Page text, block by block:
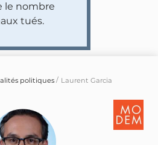
le nombre
tués.
politiques Laurent Garcia